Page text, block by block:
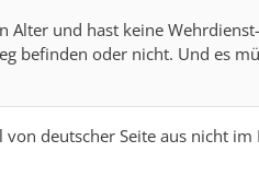
und hast keine
befinden oder nicht. Und es
deutscher Seite aus nicht